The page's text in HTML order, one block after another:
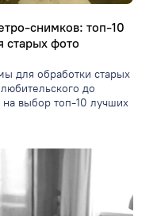
снимков: топ-10
старых фото
для обработки старых
до
выбор топ-10 лучших